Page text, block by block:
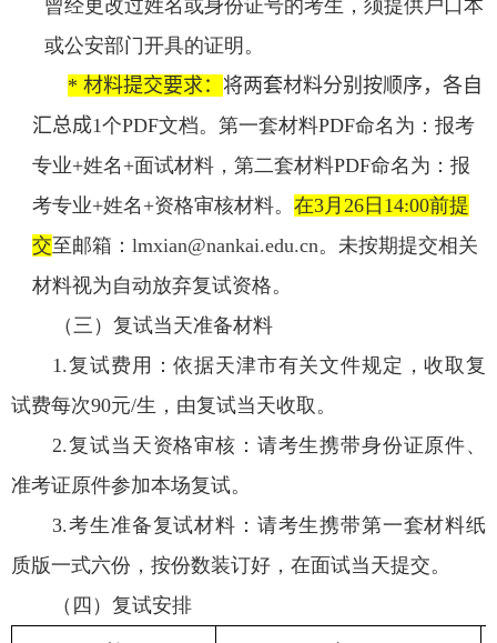
曾经更改过姓名或身份证号的考生，须提供户口本
或公安部门开具的证明。
* 材料提交要求： 将两套材料分别按顺序，各自
汇总成1个PDF文档。第一套材料PDF命名为：报考
专业+姓名 +面试材料，第二套材料PDF命名为：报
考专业+姓名 +资格审核材料。在3月26 日 14:00前提
交至邮箱：lmxian@nankai.edu.cn。未按期提交相关
材料视为自动放弃复试资格。
（三）复试当天准备材料
1.复试费用：依据天津市有关文件规定，收取复
试费每次90元/生，由复试当天收取。
2.复试当天资格审核：请考生携带身份证原件、
准考证原件参加本场复试。
3.考生准备复试材料：请考生携带第一套材料纸
质版一式六份，按份数装订好，在面试当天提交。
（四）复试安排